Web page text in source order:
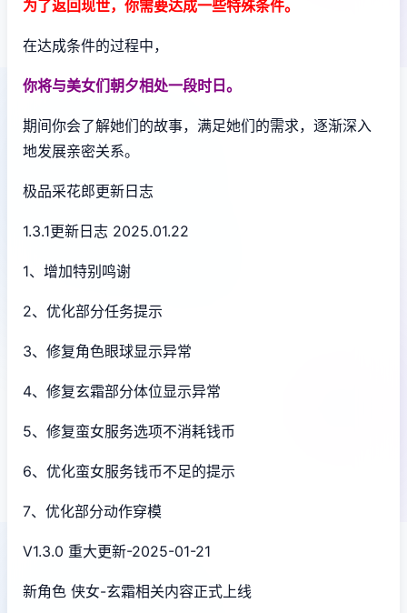
为了返回现世，你需要达成一些特殊条件。
在达成条件的过程中，
你将与美女们朝夕相处一段时日。
期间你会了解她们的故事，满足她们的需求，逐渐深入
地发展亲密关系。
极品采花郎更新日志
1.3.1更新日志 2025.01.22
1、增加特别鸣谢
2、优化部分任务提示
3、修复角色眼球显示异常
4、修复玄霜部分体位显示异常
5、修复蛮女服务选项不消耗钱币
6、优化蛮女服务钱币不足的提示
7、优化部分动作穿模
V1.3.0 重大更新-2025-01-21
新角色 侠女-玄霜相关内容正式上线